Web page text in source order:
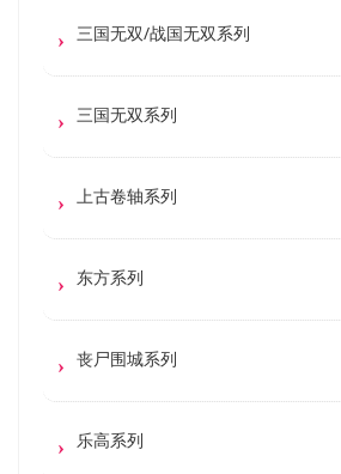
三国无双/战国无双系列
三国无双系列
上古卷轴系列
东方系列
丧尸围城系列
乐高系列